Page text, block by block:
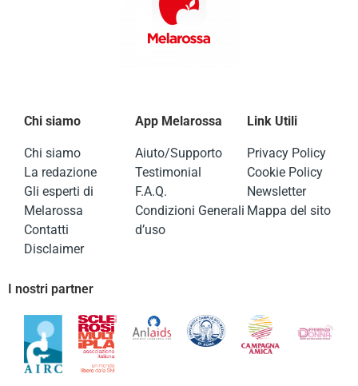
Chi siamo
Chi siamo
La redazione
Gli esperti di
Melarossa
Contatti
Disclaimer
App Melarossa
Aiuto/Supporto
Testimonial
F.A.Q.
Condizioni Generali
d’uso
Link Utili
Privacy Policy
Cookie Policy
Newsletter
Mappa del sito
I nostri partner